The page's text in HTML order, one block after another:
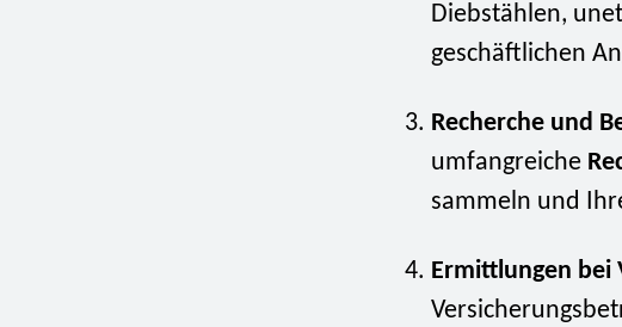
Diebstählen,
geschäftlichen
Recherche und
umfangreiche
sammeln und
Ermittlungen bei